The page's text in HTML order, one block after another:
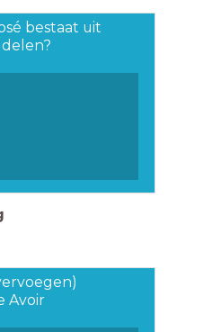
bestaat uit
Avoir